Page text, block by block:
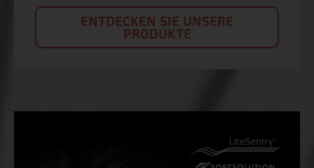
ENTDECKEN SIE UNSERE
PRODUKTE